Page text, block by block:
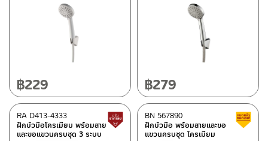
฿229 ฿279
ฝักบัวมือโครเมียม พร้อมสาย
และขอแขวนครบชุด 3 ระบบ
RA D413-4333 Lower price tag
ฝักบัวมือ พร้อมสายและขอ
แขวนครบชุด โครเมียม
BN 567890